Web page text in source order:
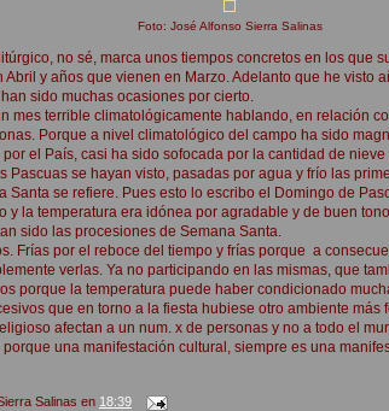
Foto: José Alfonso Sierra Salinas
no sé, marca unos tiempos concretos en los que
y años que vienen en Marzo. Adelanto que he visto
sido muchas ocasiones por cierto.
mes terrible climatológicamente hablando, en relación
Porque a nivel climatológico del campo ha sido
el País, casi ha sido sofocada por la cantidad de nieve
Pascuas se hayan visto, pasadas por agua y frío las
Santa se refiere. Pues esto lo escribo el Domingo de
y la temperatura era idónea por agradable y de buen tono.
sido las procesiones de Semana Santa.
Frías por el reboce del tiempo y frías porque a
verlas. Ya no participando en las mismas, que
porque la temperatura puede haber condicionado
que en torno a la fiesta hubiese otro ambiente más
afectan a un num. x de personas y no a todo el
una manifestación cultural, siempre es una
Salinas en 18:39